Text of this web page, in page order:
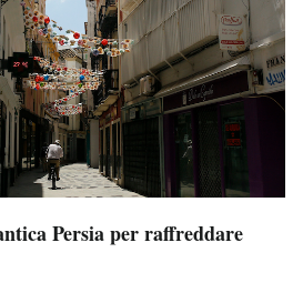
Persia per raffreddare